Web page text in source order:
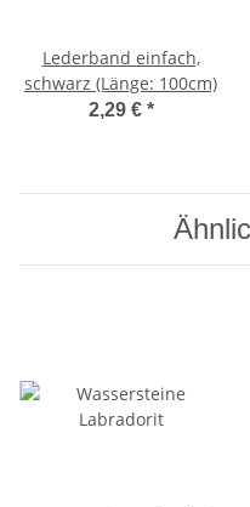
Lederband einfach,
schwarz (Länge: 100cm)
2,29 € *